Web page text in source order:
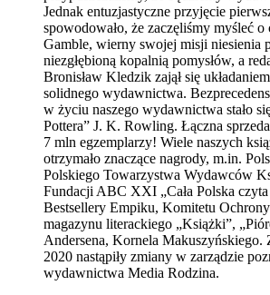
Jednak entuzjastyczne przyjęcie
spowodowało, że zaczęliśmy myśleć
Gamble, wierny swojej misji niesienia
niezgłębioną kopalnią pomysłów, a
Bronisław Kledzik zajął się
solidnego wydawnictwa.
w życiu naszego wydawnictwa stało
Pottera” J. K. Rowling. Łączna
7 mln egzemplarzy! Wiele naszych
otrzymało znaczące nagrody, m.in.
Polskiego Towarzystwa Wydawców
Fundacji ABC XXI „Cała Polska
Bestsellery Empiku, Komitetu
magazynu literackiego „Książki”,
Andersena, Kornela Makuszyńskiego.
2020 nastąpiły zmiany w zarządzie
wydawnictwa Media Rodzina.